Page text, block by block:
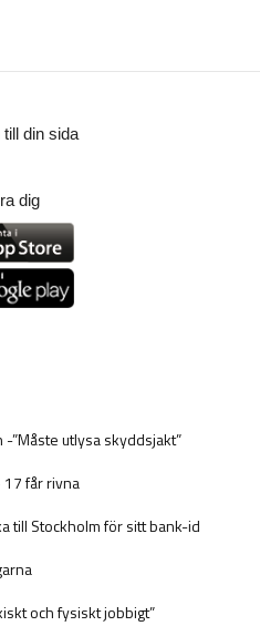
till din sida
dig
”Måste utlysa skyddsjakt”
17 får rivna
till Stockholm för sitt bank-id
och fysiskt jobbigt”